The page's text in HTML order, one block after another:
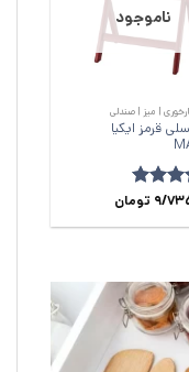
ناموجود
| میز | صندلی
قرمز ایکیا
5از9/ تومان